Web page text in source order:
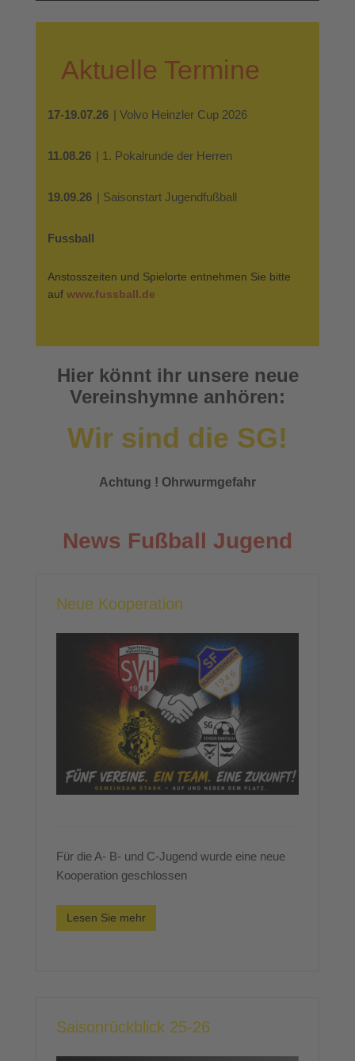
Aktuelle Termine
17-19.07.26 | Volvo Heinzler Cup 2026
11.08.26 | 1. Pokalrunde der Herren
19.09.26 | Saisonstart Jugendfußball
Fussball
Anstosszeiten und Spielorte entnehmen Sie bitte
auf www.fussball.de
Hier könnt ihr unsere neue
Vereinshymne anhören:
Wir sind die SG!
Achtung ! Ohrwurmgefahr
News Fußball Jugend
Neue Kooperation
Für die A- B- und C-Jugend wurde eine neue
Kooperation geschlossen
Lesen Sie mehr
Saisonrückblick 25-26